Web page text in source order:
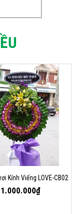
Kính Viếng LOVE-CB02
1.000.000₫